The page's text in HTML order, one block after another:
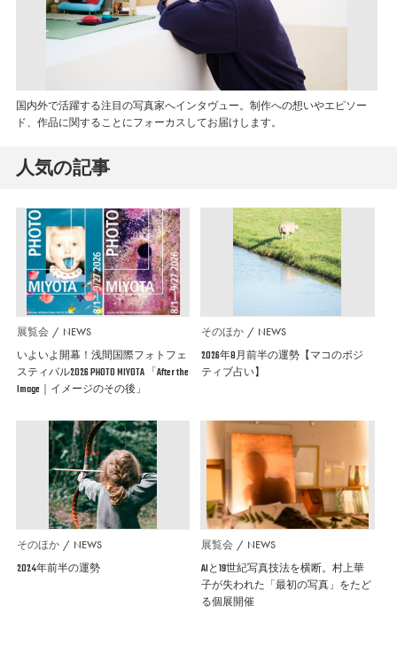
国内外で活躍する注目の写真家へインタヴュー。制作への想いやエピソー
ド、作品に関することにフォーカスしてお届けします。
人気の記事
展覧会 NEWS
いよいよ開幕！浅間国際フォトフェ
スティバル2026 PHOTO MIYOTA 「After the
Image｜イメージのその後」
そのほか NEWS
2026年8月前半の運勢【マコのポジ
ティブ占い】
そのほか NEWS
2024年前半の運勢
展覧会 NEWS
AIと19世紀写真技法を横断。村上華
子が失われた「最初の写真」をたど
る個展開催